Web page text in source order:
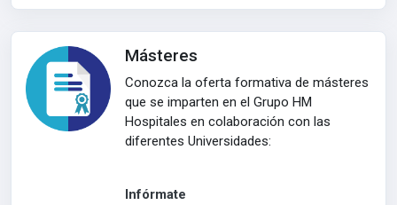
Másteres
Conozca la oferta formativa de másteres
que se imparten en el Grupo HM
Hospitales en colaboración con las
diferentes Universidades:
Infórmate